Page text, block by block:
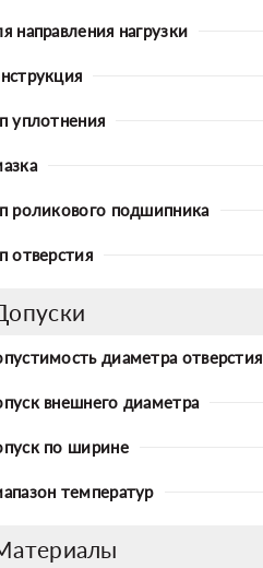
направления нагрузки
уплотнения
роликового подшипника
отверстия
диаметра отверстия
внешнего диаметра
по ширине
температур